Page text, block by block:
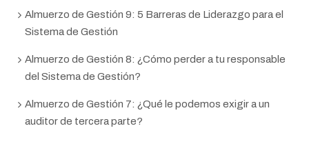
Almuerzo de Gestión 9: 5 Barreras de Liderazgo para el
Sistema de Gestión
Almuerzo de Gestión 8: ¿Cómo perder a tu responsable
del Sistema de Gestión?
Almuerzo de Gestión 7: ¿Qué le podemos exigir a un
auditor de tercera parte?